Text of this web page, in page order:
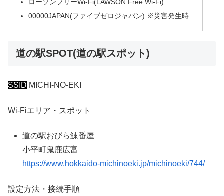
ローソンフリーWi-Fi(LAWSON Free Wi-Fi)
00000JAPAN(ファイブゼロジャパン) ※災害発生時
道の駅SPOT(道の駅スポット)
SSID MICHI-NO-EKI
Wi-Fiエリア・スポット
道の駅おびら鰊番屋
小平町鬼鹿広富
https://www.hokkaido-michinoeki.jp/michinoeki/744/
設定方法・接続手順